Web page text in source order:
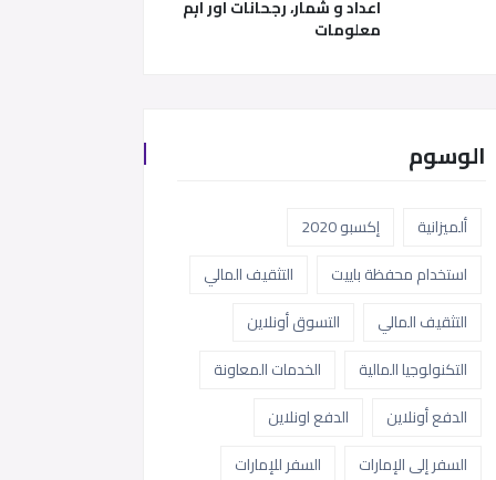
اعداد و شمار، رجحانات اور اہم
معلومات
الوسوم
ألميزانية
إكسبو 2020
استخدام محفظة باييت
التثقيف المالي
التثقيف المالي
التسوق أونلاين
التكنولوجيا المالية
الخدمات المعاونة
الدفع أونلاين
الدفع اونلاين
السفر إلى الإمارات
السفر للإمارات